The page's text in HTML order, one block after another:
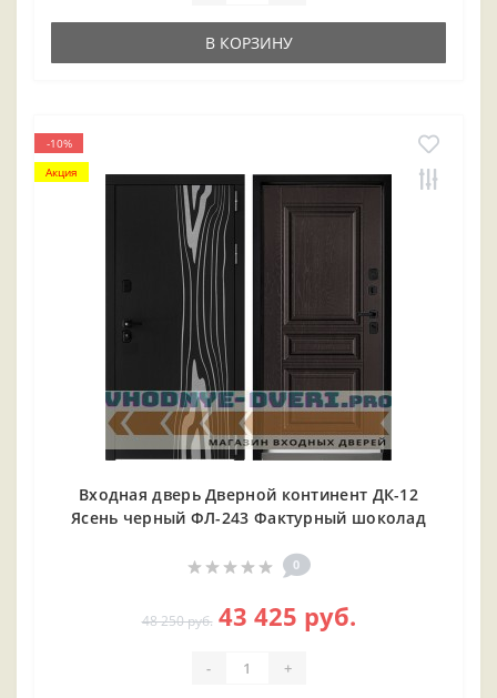
В КОРЗИНУ
-10%
Акция
Входная дверь Дверной континент ДК-12
Ясень черный ФЛ-243 Фактурный шоколад
0
48 250 руб. 43 425 руб.
- +